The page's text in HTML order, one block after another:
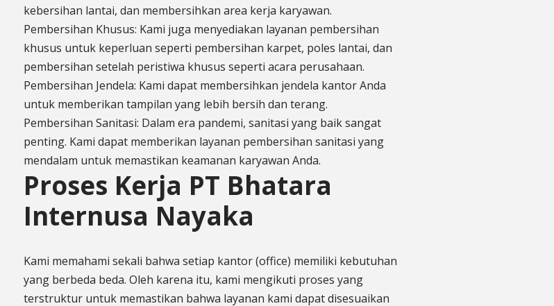
kebersihan lantai, dan membersihkan area kerja karyawan.
Pembersihan Khusus: Kami juga menyediakan layanan pembersihan
khusus untuk keperluan seperti pembersihan karpet, poles lantai, dan
pembersihan setelah peristiwa khusus seperti acara perusahaan.
Pembersihan Jendela: Kami dapat membersihkan jendela kantor Anda
untuk memberikan tampilan yang lebih bersih dan terang.
Pembersihan Sanitasi: Dalam era pandemi, sanitasi yang baik sangat
penting. Kami dapat memberikan layanan pembersihan sanitasi yang
mendalam untuk memastikan keamanan karyawan Anda.
Proses Kerja PT Bhatara
Internusa Nayaka
Kami memahami sekali bahwa setiap kantor (office) memiliki kebutuhan
yang berbeda beda. Oleh karena itu, kami mengikuti proses yang
terstruktur untuk memastikan bahwa layanan kami dapat disesuaikan